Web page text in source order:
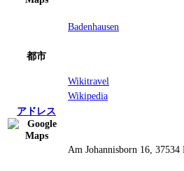
都市
Badenhausen
Wikitravel
Wikipedia
アドレス
Am Johannisborn 16, 37534